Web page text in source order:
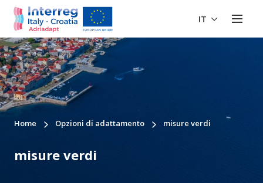
IT
Home Opzioni di adattamento misure verdi
misure verdi